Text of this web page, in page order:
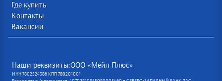
Где купить
Контакты
Вакансии
Наши реквизиты:ООО «Мейл Плюс»
ИНН 7802524386 КПП 780201001